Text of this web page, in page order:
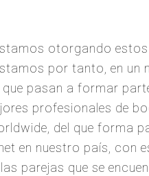
otorgando
por tanto, en
pasan a formar
profesionales de
del que forma
en nuestro país, con
parejas que se